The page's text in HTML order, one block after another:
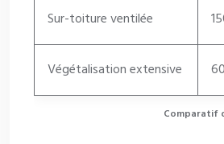
Comparatif
Sur-toiture ventilée
Végétalisation extensive